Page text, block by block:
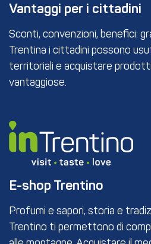
Vantaggi per i cittadini
Sconti, convenzioni, benefici:
Trentina i cittadini possono
territoriali e acquistare
vantaggiose.
E-shop Trentino
Profumi e sapori, storia e
Trentino ti permettono di